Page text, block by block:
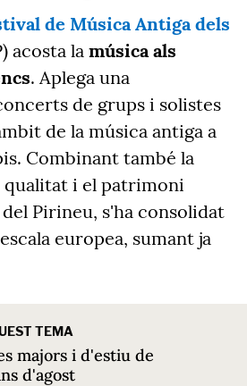
de Música Antiga dels
acosta la música als
. Aplega una
de grups i solistes
de la música antiga a
Combinant també la
qualitat i el patrimoni
Pirineu, s'ha consolidat
europea, sumant ja
TEMA
majors i d'estiu de
d'agost